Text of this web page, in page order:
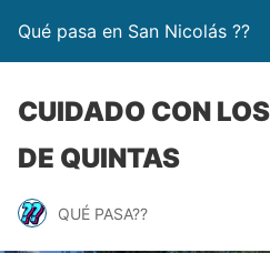
Qué pasa en San Nicolás ??
CUIDADO CON
DE QUINTAS
QUÉ PASA??